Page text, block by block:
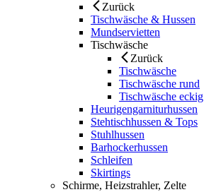
Zurück
Tischwäsche & Hussen
Mundservietten
Tischwäsche
Zurück
Tischwäsche
Tischwäsche rund
Tischwäsche eckig
Heurigengarniturhussen
Stehtischhussen & Tops
Stuhlhussen
Barhockerhussen
Schleifen
Skirtings
Schirme, Heizstrahler, Zelte